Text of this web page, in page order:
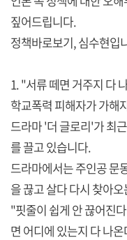
짚어드립니다.
정책바로보기, 심수현입
1. "서류 떼면 거주지 다
학교폭력 피해자가 가해
드라마 '더 글로리'가 최
를 끌고 있습니다.
드라마에서는 주인공 문
을 끊고 살다 다시 찾아
"핏줄이 쉽게 안 끊어진
면 어디에 있는지 다 나